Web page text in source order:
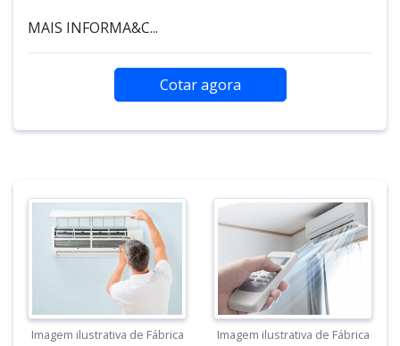
MAIS INFORMA&C...
Cotar agora
Imagem ilustrativa de Fábrica
Imagem ilustrativa de Fábrica